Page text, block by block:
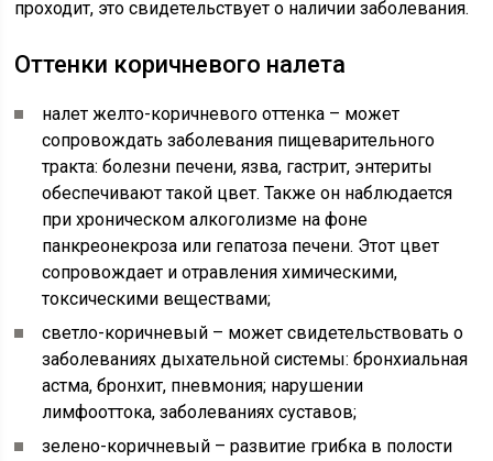
проходит, это свидетельствует о наличии заболевания.
Оттенки коричневого налета
налет желто-коричневого оттенка – может
сопровождать заболевания пищеварительного
тракта: болезни печени, язва, гастрит, энтериты
обеспечивают такой цвет. Также он наблюдается
при хроническом алкоголизме на фоне
панкреонекроза или гепатоза печени. Этот цвет
сопровождает и отравления химическими,
токсическими веществами;
светло-коричневый – может свидетельствовать о
заболеваниях дыхательной системы: бронхиальная
астма, бронхит, пневмония; нарушении
лимфооттока, заболеваниях суставов;
зелено-коричневый – развитие грибка в полости